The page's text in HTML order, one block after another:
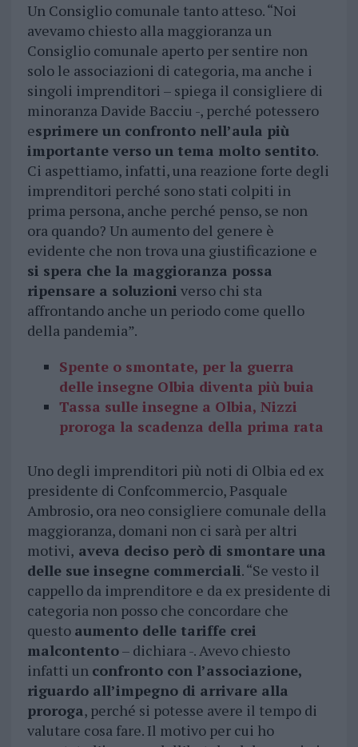
Un Consiglio comunale tanto atteso. “Noi
avevamo chiesto alla maggioranza un
Consiglio comunale aperto per sentire non
solo le associazioni di categoria, ma anche i
singoli imprenditori – spiega il consigliere di
minoranza Davide Bacciu -, perché potessero
esprimere un confronto nell’aula più
importante verso un tema molto sentito.
Ci aspettiamo, infatti, una reazione forte degli
imprenditori perché sono stati colpiti in
prima persona, anche perché penso, se non
ora quando? Un aumento del genere è
evidente che non trova una giustificazione e
si spera che la maggioranza possa
ripensare a soluzioni verso chi sta
affrontando anche un periodo come quello
della pandemia”.
Spente o smontate, per la guerra
delle insegne Olbia diventa più buia
Tassa sulle insegne a Olbia, Nizzi
proroga la scadenza della prima rata
Uno degli imprenditori più noti di Olbia ed ex
presidente di Confcommercio, Pasquale
Ambrosio, ora neo consigliere comunale della
maggioranza, domani non ci sarà per altri
motivi, aveva deciso però di smontare una
delle sue insegne commerciali. “Se vesto il
cappello da imprenditore e da ex presidente di
categoria non posso che concordare che
questo aumento delle tariffe crei
malcontento– dichiara -. Avevo chiesto
infatti un confronto con l’associazione,
riguardo all’impegno di arrivare alla
proroga, perché si potesse avere il tempo di
valutare cosa fare. Il motivo per cui ho